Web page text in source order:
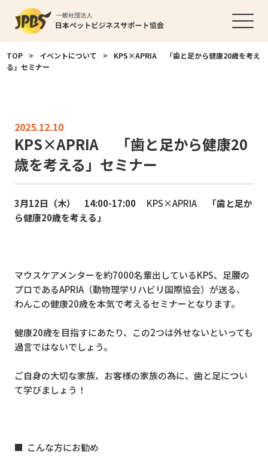
TOP > イベントについて >
KPS×APRIA 「歯と足から健康20歳を考え
る」セミナー
2025.12.10
KPS×APRIA 「歯と足から健康20
歳を考える」セミナー
3月12日（木） 14:00-17:00 KPS×APRIA
「歯と足か
ら健康20歳を考える」
マウスケアメンターを約7000名輩出しているKPS、足腰の
プロであるAPRIA（動物理学リハビリ国際協会）が送る、
わんこの健康20歳を本気で考えるセミナーとなります。
健康20歳を目指すにあたり、この2つは外せないといっても
過言ではないでしょう。
ご自身の大切な家族、お客様の家族の為に、歯と足につい
て学びましょう！
■ こんな方にお勧め